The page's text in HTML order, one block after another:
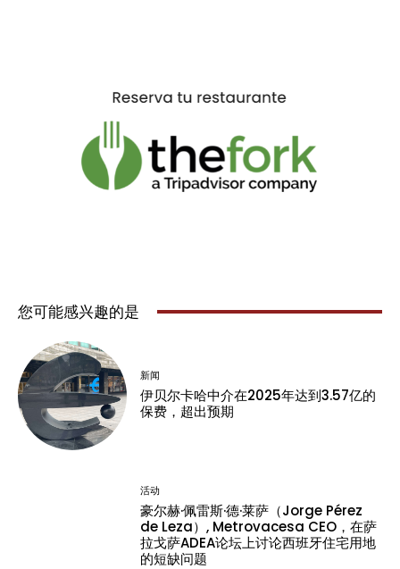
您可能感兴趣的是
新闻
伊贝尔卡哈中介在2025年达到3.57亿的
保费，超出预期
活动
豪尔赫·佩雷斯·德·莱萨（Jorge Pérez
de Leza）, Metrovacesa CEO，在萨
拉戈萨ADEA论坛上讨论西班牙住宅用地
的短缺问题